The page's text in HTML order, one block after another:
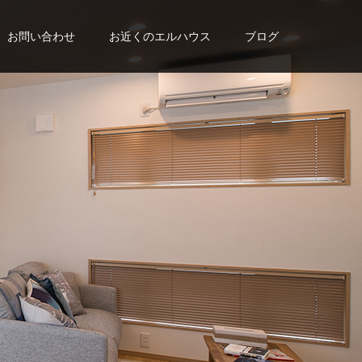
お問い合わせ お近くのエルハウス ブログ